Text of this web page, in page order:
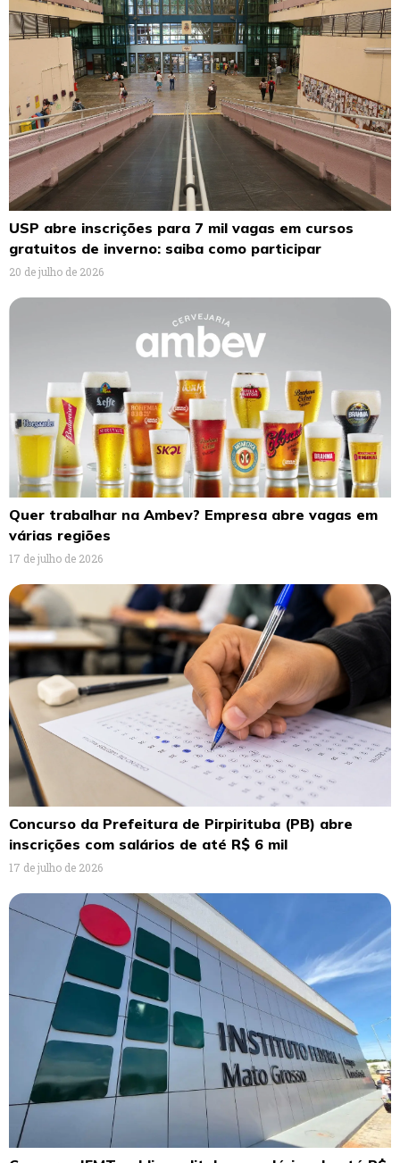
USP abre inscrições para 7 mil vagas em cursos
gratuitos de inverno: saiba como participar
20 de julho de 2026
Quer trabalhar na Ambev? Empresa abre vagas em
várias regiões
17 de julho de 2026
Concurso da Prefeitura de Pirpirituba (PB) abre
inscrições com salários de até R$ 6 mil
17 de julho de 2026